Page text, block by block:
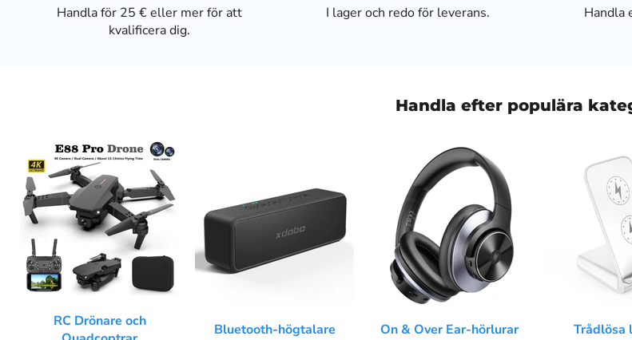
Handla för 25 € eller mer för att
kvalificera dig.
I lager och redo för leverans.
Handla
Handla efter populära
RC Drönare och
Bluetooth-högtalare On & Over Ear-hörlurar Trådlösa